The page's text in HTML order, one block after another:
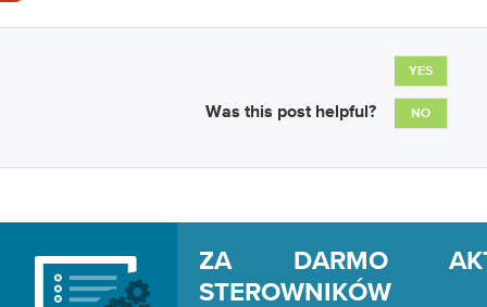
Was this post helpful?
YES
NO
ZA DARMO
STEROWNIKÓW